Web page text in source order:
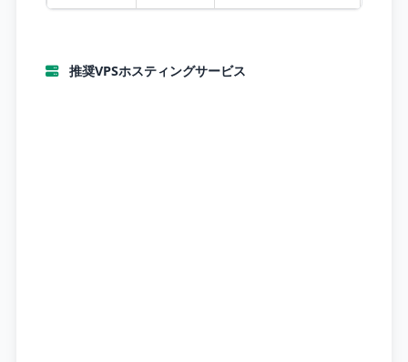
推奨VPSホスティングサービス